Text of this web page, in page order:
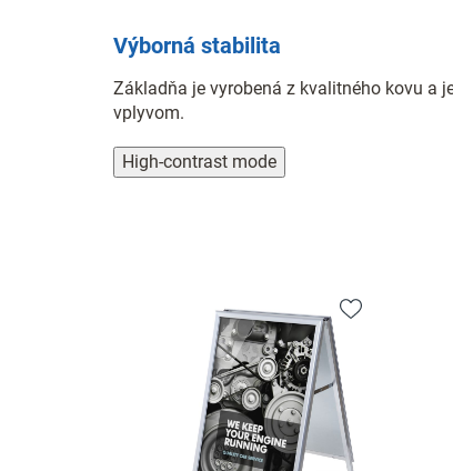
Výborná stabilita
Základňa je vyrobená z kvalitného kovu a
vplyvom.
High-contrast mode